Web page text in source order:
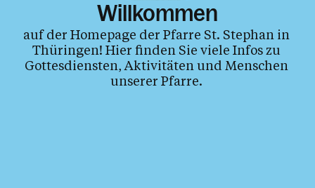
Willkommen
auf der Homepage der Pfarre St. Stephan in
Thüringen! Hier finden Sie viele Infos zu
Gottesdiensten, Aktivitäten und Menschen
unserer Pfarre.